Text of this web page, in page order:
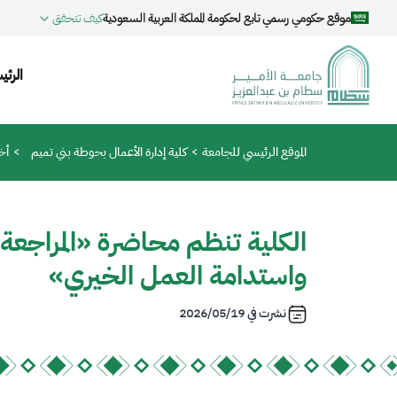
تجاوز إلى المحتوى الرئيسي
موقع حكومي رسمي تابع لحكومة المملكة العربية السعوديةكيف تتحقق
مسار التنقل
الموقع الرئيسي للجامعة كلية إدارة الأعمال بحوطة بني تميم
الكلية تنظم محاضرة
واستدامة العمل الخيري»
نشرت في2026/05/19